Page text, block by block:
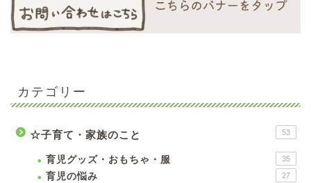
カテゴリー
☆子育て・家族のこと 53
育児グッズ・おもちゃ・服 35
育児の悩み 27